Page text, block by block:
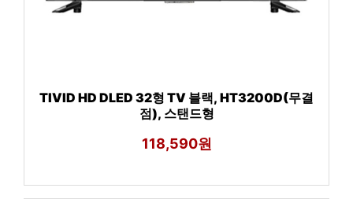
TIVID HD DLED 32형 TV 블랙, HT3200D(무결
점), 스탠드형
118,590원